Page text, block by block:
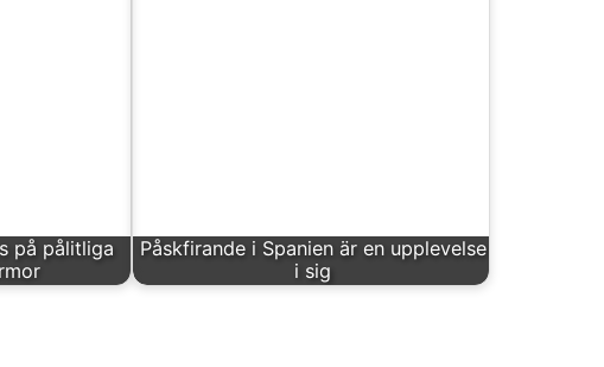
på pålitliga
Påskfirande i Spanien är en upplevelse
i sig